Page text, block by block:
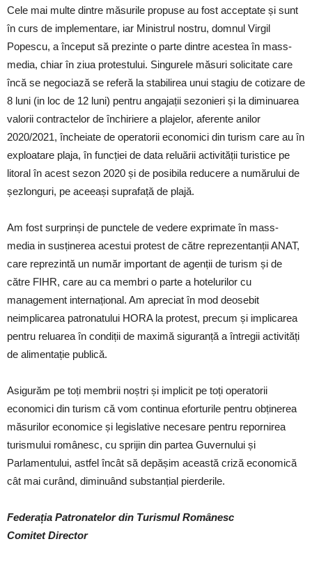
Cele mai multe dintre măsurile propuse au fost acceptate și sunt
în curs de implementare, iar Ministrul nostru, domnul Virgil
Popescu, a început să prezinte o parte dintre acestea în mass-
media, chiar în ziua protestului. Singurele măsuri solicitate care
încă se negociază se referă la stabilirea unui stagiu de cotizare de
8 luni (in loc de 12 luni) pentru angajații sezonieri și la diminuarea
valorii contractelor de închiriere a plajelor, aferente anilor
2020/2021, încheiate de operatorii economici din turism care au în
exploatare plaja, în funcției de data reluării activității turistice pe
litoral în acest sezon 2020 și de posibila reducere a numărului de
șezlonguri, pe aceeași suprafață de plajă.
Am fost surprinși de punctele de vedere exprimate în mass-
media in susținerea acestui protest de către reprezentanții ANAT,
care reprezintă un număr important de agenții de turism și de
către FIHR, care au ca membri o parte a hotelurilor cu
management internațional. Am apreciat în mod deosebit
neimplicarea patronatului HORA la protest, precum și implicarea
pentru reluarea în condiții de maximă siguranță a întregii activități
de alimentație publică.
Asigurăm pe toți membrii noștri și implicit pe toți operatorii
economici din turism că vom continua eforturile pentru obținerea
măsurilor economice și legislative necesare pentru repornirea
turismului românesc, cu sprijin din partea Guvernului și
Parlamentului, astfel încât să depășim această criză economică
cât mai curând, diminuând substanțial pierderile.
Federația Patronatelor din Turismul Românesc
Comitet Director